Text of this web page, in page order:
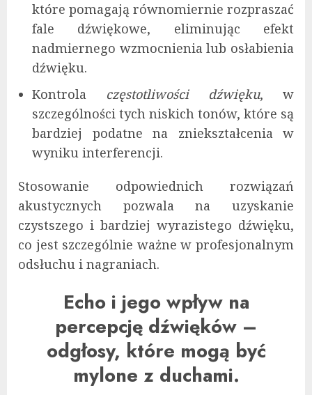
które pomagają równomiernie rozpraszać
fale dźwiękowe, eliminując efekt
nadmiernego wzmocnienia lub osłabienia
dźwięku.
Kontrola częstotliwości dźwięku, w
szczególności tych niskich tonów, które są
bardziej podatne na zniekształcenia w
wyniku interferencji.
Stosowanie odpowiednich rozwiązań
akustycznych pozwala na uzyskanie
czystszego i bardziej wyrazistego dźwięku,
co jest szczególnie ważne w profesjonalnym
odsłuchu i nagraniach.
Echo i jego wpływ na
percepcję dźwięków –
odgłosy, które mogą być
mylone z duchami.